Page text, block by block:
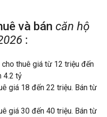
và bán căn hộ
:
thuê giá từ 12 triệu đến
4.2 tỷ
giá 18 đến 22 triệu. Bán từ
giá 30 đến 40 triệu. Bán từ